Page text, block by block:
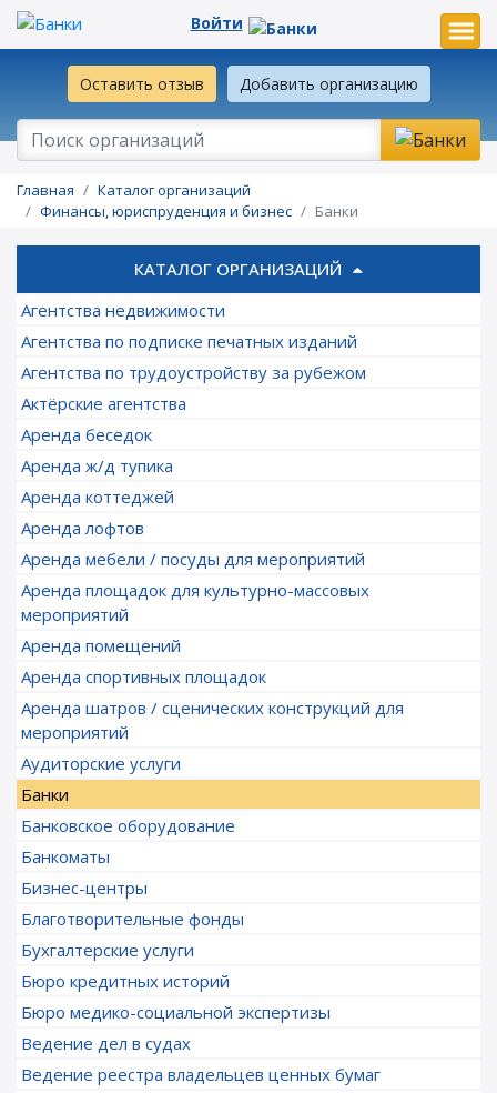
Войти
Оставить отзыв Добавить организацию
Главная
Каталог организаций
Финансы, юриспруденция и бизнес
Банки
КАТАЛОГ ОРГАНИЗАЦИЙ
Агентства недвижимости
Агентства по подписке печатных изданий
Агентства по трудоустройству за рубежом
Актёрские агентства
Аренда беседок
Аренда ж/д тупика
Аренда коттеджей
Аренда лофтов
Аренда мебели / посуды для мероприятий
Аренда площадок для культурно-массовых
мероприятий
Аренда помещений
Аренда спортивных площадок
Аренда шатров / сценических конструкций для
мероприятий
Аудиторские услуги
Банки
Банковское оборудование
Банкоматы
Бизнес-центры
Благотворительные фонды
Бухгалтерские услуги
Бюро кредитных историй
Бюро медико-социальной экспертизы
Ведение дел в судах
Ведение реестра владельцев ценных бумаг